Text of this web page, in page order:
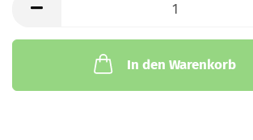
In den Warenkorb